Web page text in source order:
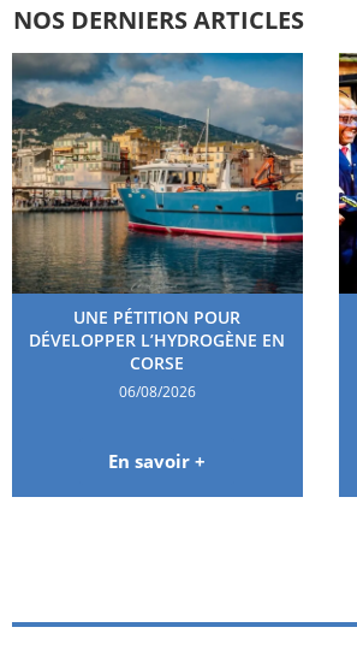
NOS DERNIERS ARTICLES
UNE PÉTITION POUR
DÉVELOPPER L’HYDROGÈNE EN
CORSE
06/08/2026
En savoir +